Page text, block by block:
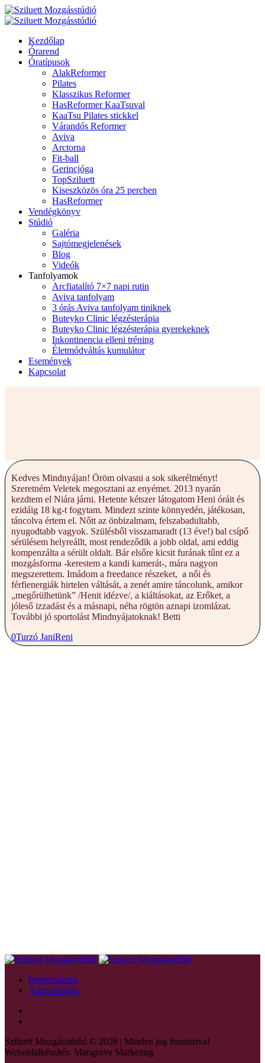
Kezdőlap
Órarend
Óratípusok
AlakReformer
Pilates
Klasszikus Reformer
HasReformer KaaTsuval
KaaTsu Pilates stickkel
Várandós Reformer
Aviva
Arctorna
Fit-ball
Gerincjóga
TopSziluett
Kiseszközös óra 25 percben
HasReformer
Vendégkönyv
Stúdió
Galéria
Sajtómegjelenések
Blog
Videók
Tanfolyamok
Arcfiatalító 7×7 napi rutin
Aviva tanfolyam
3 órás Aviva tanfolyam tiniknek
Buteyko Clinic légzésterápia
Buteyko Clinic légzésterápia gyerekeknek
Inkontinencia elleni tréning
Életmódváltás kumulátor
Események
Kapcsolat
Kedves Mindnyájan! Öröm olvasni a sok sikerélményt!
Szeretném Veletek megosztani az enyémet. 2013 nyarán
kezdtem el Niára járni. Hetente kétszer látogatom Heni óráit és
ezidáig 18 kg-t fogytam. Mindezt szinte könnyedén, játékosan,
táncolva értem el. Nőtt az önbizalmam, felszabadultabb,
nyugodtabb vagyok. Szülésből visszamaradt (13 éve!) bal csípő
sérülésem helyreállt, most rendeződik a jobb oldal, ami eddig
kompenzálta a sérült oldalt. Bár elsőre kicsit furának tűnt ez a
mozgásforma -kerestem a kandi kamerát-, mára nagyon
megszerettem. Imádom a freedance részeket, a női és
férfienergiák hirtelen váltását, a zenét amire táncolunk, amikor
„megőrülhetünk” /Henit idézve/, a kiáltásokat, az Erőket, a
jóleső izzadást és a másnapi, néha rögtön aznapi izomlázat.
További jó sportolást Mindnyájatoknak! Betti
0Turzó JaniReni
Impressszum
Adatvédelem
Sziluett Mozgásstúdió © 2026 | Minden jog fenntartva!
Weboldalkészítés: Mangrove Marketing